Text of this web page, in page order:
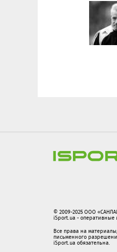
© 2009-2025 ООО
iSport.ua - оперативные
Все права на
письменного
iSport.ua обязательна.